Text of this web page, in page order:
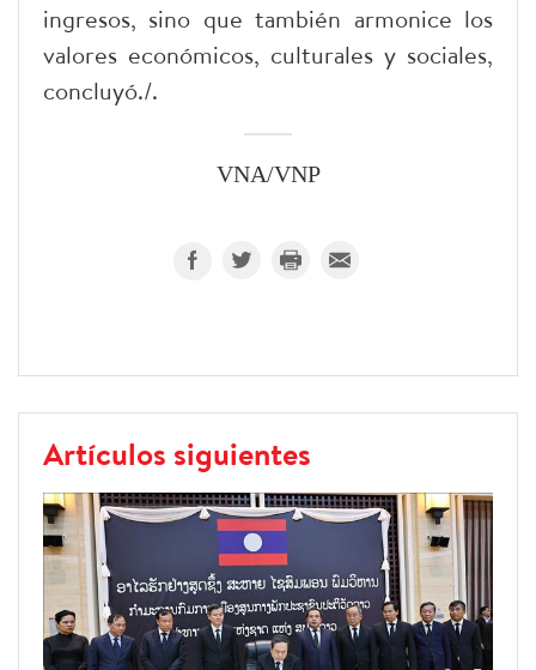
ingresos, sino que también armonice los
valores económicos, culturales y sociales,
concluyó./.
VNA/VNP
Artículos siguientes